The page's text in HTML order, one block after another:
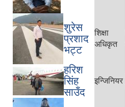
शुरेस
प्रशाद
भट्ट
शिक्षा
अधिकृत
हरिश
सिंह
साउँद
इन्जिनियर